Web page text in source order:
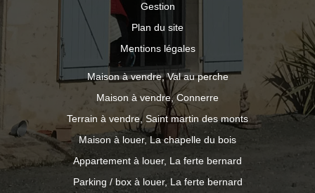
Gestion
Plan du site
Mentions légales
Maison à vendre, Val au perche
Maison à vendre, Connerre
Terrain à vendre, Saint martin des monts
Maison à louer, La chapelle du bois
Appartement à louer, La ferte bernard
Parking / box à louer, La ferte bernard